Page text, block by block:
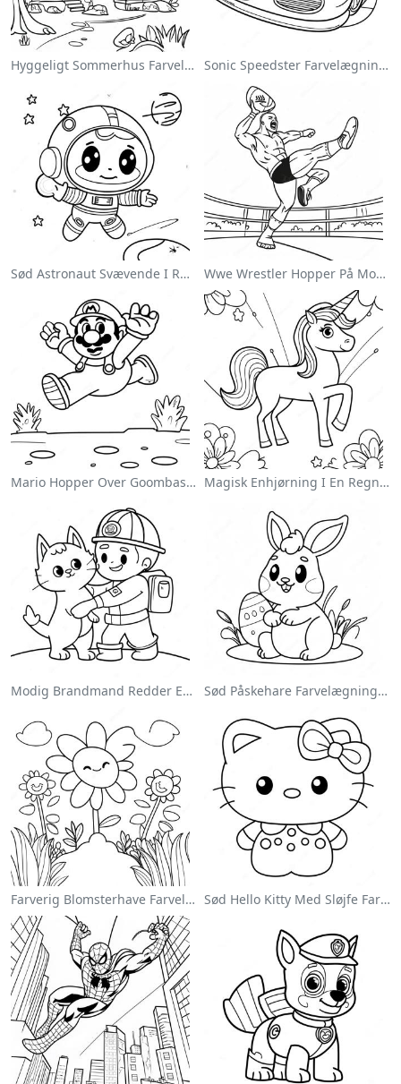
Hyggeligt Sommerhus Farvelægningsside Sonic Speedster Farvelægningsside
Sød Astronaut Svævende I Rummet Farvelægningsside Wwe Wrestler Hopper På Modstander Farvelægningsside
Mario Hopper Over Goombas Farvelægningsside Magisk Enhjørning I En Regnbue Farvelægningsside
Modig Brandmand Redder En Kat Farvelægningsside Sød Påskehare Farvelægningsside
Farverig Blomsterhave Farvelægningsside Sød Hello Kitty Med Sløjfe Farvelægningsside